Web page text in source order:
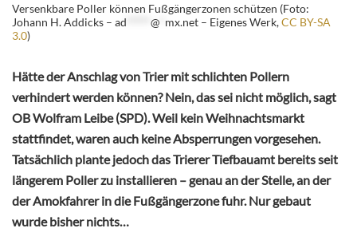
Versenkbare Poller können Fußgängerzonen schützen (Foto:
Johann H. Addicks – ad @ mx.net – Eigenes Werk,CC BY-SA
3.0)
Hätte der Anschlag von Trier mit schlichten Pollern
verhindert werden können? Nein, das sei nicht möglich, sagt
OB Wolfram Leibe (SPD). Weil kein Weihnachtsmarkt
stattfindet, waren auch keine Absperrungen vorgesehen.
Tatsächlich plante jedoch das Trierer Tiefbauamt bereits seit
längerem Poller zu installieren – genau an der Stelle, an der
der Amokfahrer in die Fußgängerzone fuhr. Nur gebaut
wurde bisher nichts…